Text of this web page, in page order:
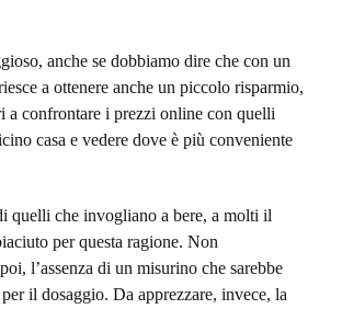
anche se dobbiamo dire che con un
a ottenere anche un piccolo risparmio,
a confrontare i prezzi online con quelli
casa e vedere dove è più conveniente
quelli che invogliano a bere, a molti il
per questa ragione. Non
l’assenza di un misurino che sarebbe
il dosaggio. Da apprezzare, invece, la